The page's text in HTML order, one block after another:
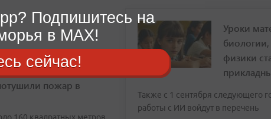
пожар в
Уроки
физики
Также с 1 сентября следующего
работы с ИИ войдут в перечень
Подпишитесь на
в MAX!
сейчас!